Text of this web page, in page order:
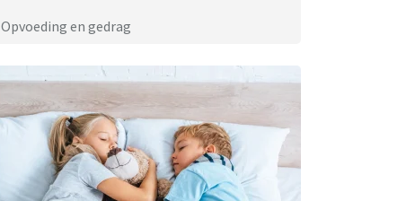
Opvoeding en gedrag